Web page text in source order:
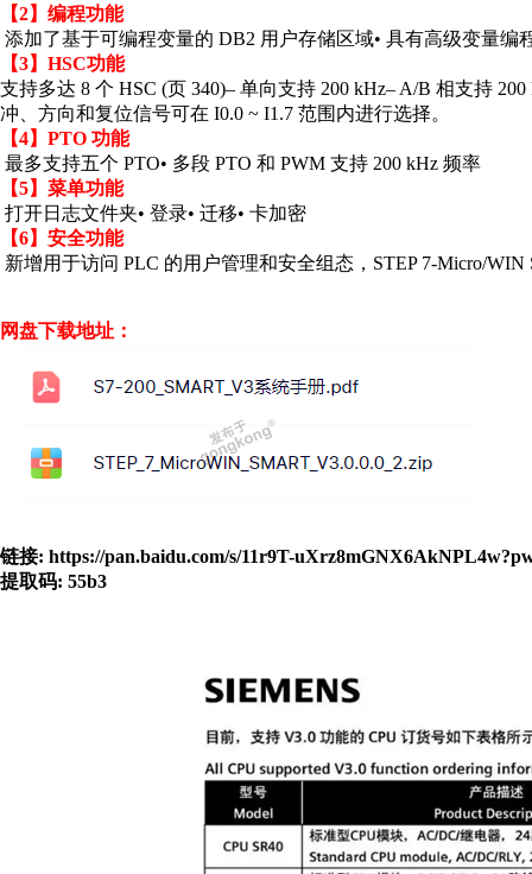
【2】编程功能
添加了基于可编程变量的 DB2 用户存储区域• 具有高级变量编
【3】HSC功能
支持多达 8 个 HSC (页 340)– 单向支持 200 kHz– A/B 相支持
冲、方向和复位信号可在 I0.0 ~ I1.7 范围内进行选择。
【4】PTO 功能
最多支持五个 PTO• 多段 PTO 和 PWM 支持 200 kHz 频率
【5】菜单功能
打开日志文件夹• 登录• 迁移• 卡加密
【6】安全功能
新增用于访问 PLC 的用户管理和安全组态，STEP 7‑Micro/
网盘下载地址：
链接: https://pan.baidu.com/s/11r9T-
提取码: 55b3